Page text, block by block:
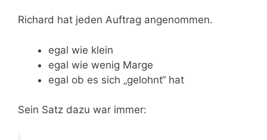
Richard hat jeden Auftrag angenommen.
egal wie klein
egal wie wenig Marge
egal ob es sich „gelohnt“ hat
Sein Satz dazu war immer: